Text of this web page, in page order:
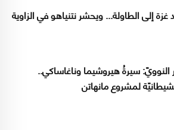
غزة إلى الطاولة... ويحشر نتنياهو في الزاوية
النوويّ: سيرةُ هيروشيما وناغاساكي..
لمشروع مانهاتن